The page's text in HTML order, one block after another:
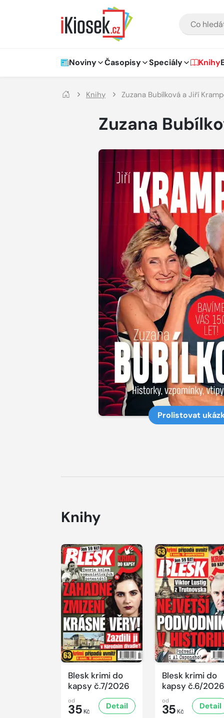
Hlavní navigace
Noviny Časopisy Speciály Knihy
Knihy Zuzana Bubílková a Jiří
Zuzana
Prolistovat
Knihy
Blesk krimi do
kapsy č.7/2026
od
35 Kč
Detail
Blesk krimi do
kapsy č.6/2026
od
35 Kč
Detail